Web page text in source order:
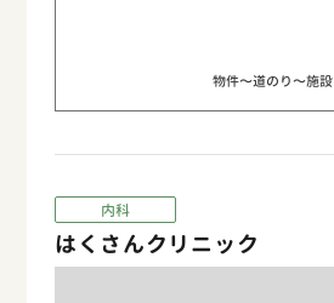
物件〜道のり〜施設
内科
はくさんクリニック